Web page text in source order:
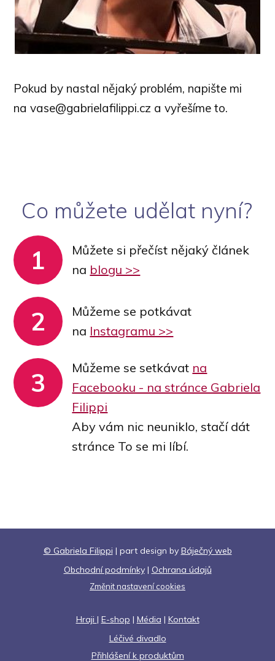
Pokud by nastal nějaký problém, napište mi
na vase@gabrielafilippi.cz a vyřešíme to.
Co můžete udělat nyní?
1
Můžete si přečíst nějaký článek
na blogu >>
2
Můžeme se potkávat
na Instagramu >>
3 Můžeme se setkávat na
Facebooku - na stránce Gabriela
Filippi
Aby vám nic neuniklo, stačí dát
stránce To se mi líbí.
© Gabriela Filippi | part design by Báječný web
Obchodní podmínky| Ochrana údajů
Změnit nastavení cookies
Hraji | E-shop | Média | Kontakt
Léčivé divadlo
Přihlášení k produktům